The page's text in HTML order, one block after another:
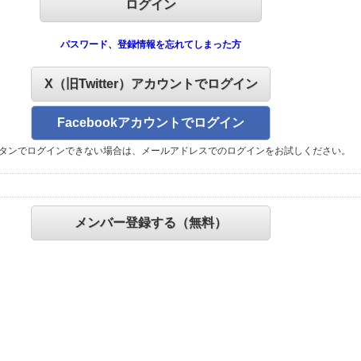
パスワード、登録情報を忘れてしまった方
X（旧Twitter）アカウントでログイン
Facebookアカウントでログイン
ンでログインできない場合は、メールアドレスでのログインをお試しください。
メンバー登録する（無料）